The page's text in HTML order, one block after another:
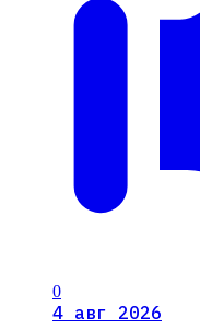
0
4 авг 2026